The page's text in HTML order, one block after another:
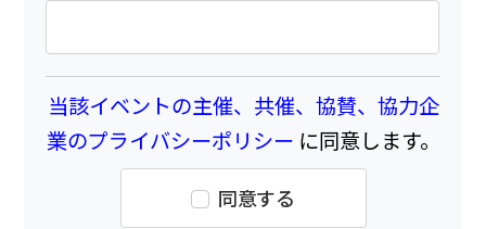
当該イベントの主催、共催、協賛、協力企
業のプライバシーポリシー に同意します。
同意する